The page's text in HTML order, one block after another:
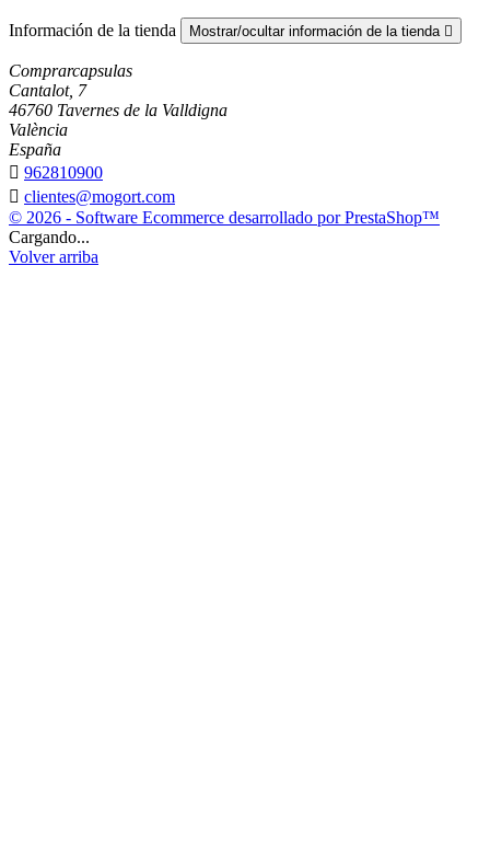
Información de la tienda Mostrar/ocultar información de la tienda 
Comprarcapsulas
Cantalot, 7
46760 Tavernes de la Valldigna
València
España
 962810900
 clientes@mogort.com
© 2026 - Software Ecommerce desarrollado por PrestaShop™
Cargando...
Volver arriba